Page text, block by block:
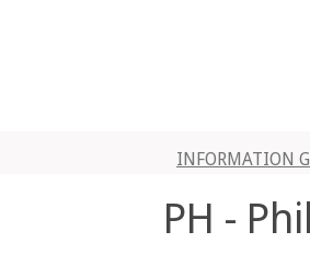
INFORMATION
PH -